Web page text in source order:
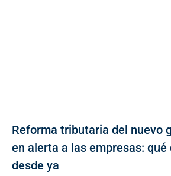
Reforma tributaria del nuevo
en alerta a las empresas: qué
desde ya